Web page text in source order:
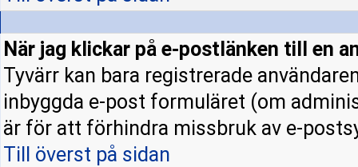
När jag klickar på e-postlänken till en
Tyvärr kan bara registrerade
inbyggda e-post formuläret (om
är för att förhindra missbruk av e-
Till överst på sidan